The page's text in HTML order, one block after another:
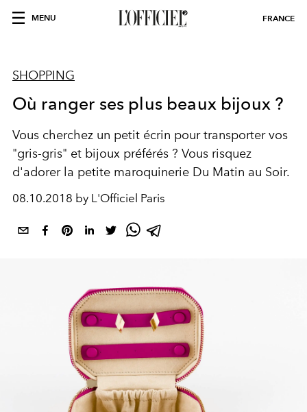
MENU FRANCE
SHOPPING
Où ranger ses plus beaux bijoux ?
Vous cherchez un petit écrin pour transporter vos
"gris-gris" et bijoux préférés ? Vous risquez
d'adorer la petite maroquinerie Du Matin au Soir.
08.10.2018 by L'Officiel Paris